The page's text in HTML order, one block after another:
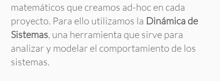
matemáticos que creamos ad-hoc en cada
proyecto. Para ello utilizamos la Dinámica de
Sistemas, una herramienta que sirve para
analizar y modelar el comportamiento de los
sistemas.